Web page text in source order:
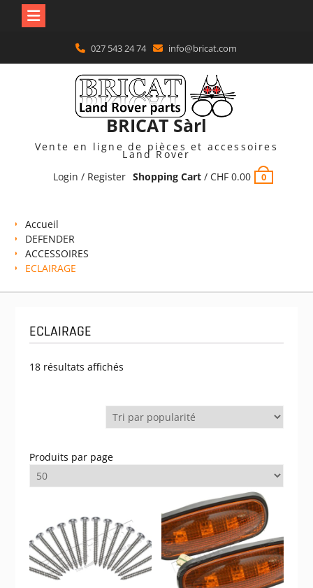
content
027 543 24 74 info@bricat.com
BRICAT Sàrl
Vente en ligne de pièces et accessoires
Land Rover
Login / Register Shopping Cart/ CHF0.00 0
Accueil
DEFENDER
ACCESSOIRES
ECLAIRAGE
ECLAIRAGE
18 résultats affichésTrié
Produits par page